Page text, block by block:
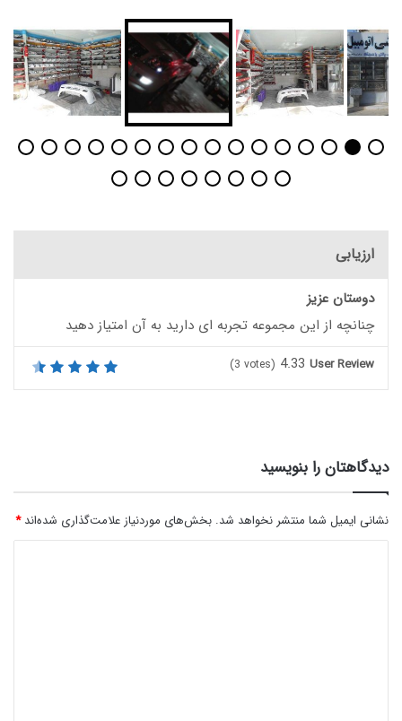
ارزیابی
دوستان عزیز
چنانچه از این مجموعه تجربه ای دارید به آن امتیاز دهید
User Review
4.33
(3 votes)
دیدگاهتان را بنویسید
نشانی ایمیل شما منتشر نخواهد شد. بخش‌های موردنیاز علامت‌گذاری شده‌اند*